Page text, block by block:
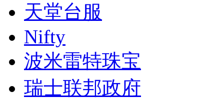
天堂台服
Nifty
波米雷特珠宝
瑞士联邦政府